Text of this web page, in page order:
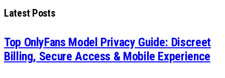
Latest Posts
Top OnlyFans Model Privacy Guide: Discreet
Billing, Secure Access & Mobile Experience